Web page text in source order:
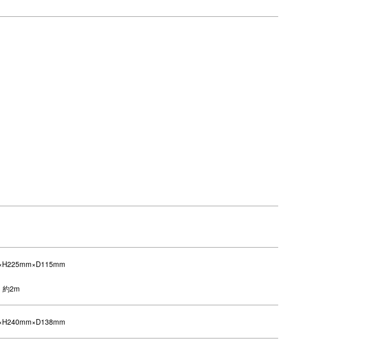
セット
た心地よいおふとんの状態に仕上げます。
生活を始める方へのギフトにおすすめ！
約2m